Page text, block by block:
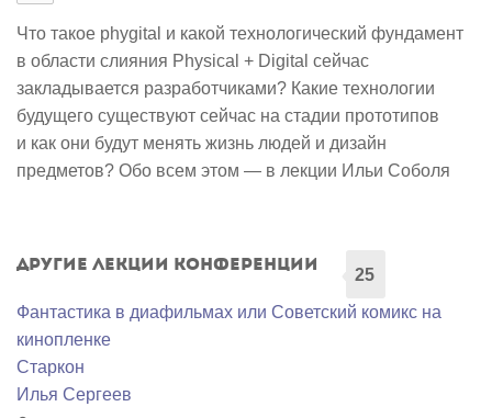
Что такое phygital и какой технологический фундамент
в области слияния Physical + Digital сейчас
закладывается разработчиками? Какие технологии
будущего существуют сейчас на стадии прототипов
и как они будут менять жизнь людей и дизайн
предметов? Обо всем этом — в лекции Ильи Соболя
Другие лекции конференции
25
Фантастика в диафильмах или Советский комикс на
кинопленке
Старкон
Илья Сергеев